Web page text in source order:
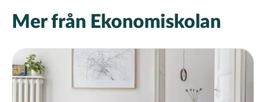
Mer från Ekonomiskolan